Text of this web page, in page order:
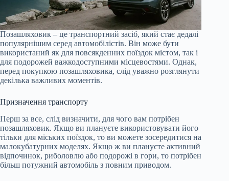
Позашляховик – це транспортний засіб, який стає дедалі
популярнішим серед автомобілістів. Він може бути
використаний як для повсякденних поїздок містом, так і
для подорожей важкодоступними місцевостями. Однак,
перед покупкою позашляховика, слід уважно розглянути
декілька важливих моментів.
Призначення транспорту
Перш за все, слід визначити, для чого вам потрібен
позашляховик. Якщо ви плануєте використовувати його
тільки для міських поїздок, то ви можете зосередитися на
малокубатурних моделях. Якщо ж ви плануєте активний
відпочинок, риболовлю або подорожі в гори, то потрібен
більш потужний автомобіль з повним приводом.